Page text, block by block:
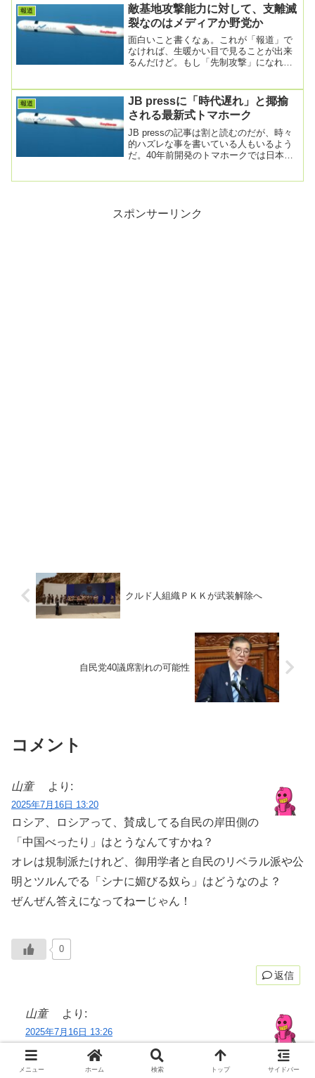
報道
敵基地攻撃能力に対して、支離滅
裂なのはメディアか野党か
面白いこと書くなぁ。これが「報道」で
なければ、生暖かい目で見ることが出来
るんだけど。もし「先制攻撃」になれば
報道
JB pressに「時代遅れ」と揶揄
される最新式トマホーク
JB pressの記事は割と読むのだが、時々
的ハズレな事を書いている人もいるよう
だ。40年前開発のトマホークでは日本は
スポンサーリンク
クルド人組織ＰＫＫが武装解除へ
自民党40議席割れの可能性
コメント
山童 より:
2025年7月16日 13:20
ロシア、ロシアって、賛成してる自民の岸田側の
「中国べったり」はとうなんてすかね？
オレは規制派たけれど、御用学者と自民のリベラル派や公
明とツルんでる「シナに媚びる奴ら」はどうなのよ？
ぜんぜん答えになってねーじゃん！
0
返信
山童 より:
2025年7月16日 13:26
山本恵里伽を国会に呼んで喚問すべきだよね。
参政党の主張の正誤はともかくとして、公共の電波で
メニュー ホーム 検索 トップ サイドバー